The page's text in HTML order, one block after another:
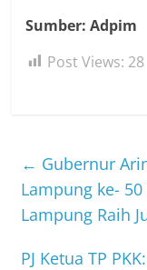
Sumber: Adpim
Post Views: 28
← Gubernur
Lampung ke-
Lampung Raih
PJ Ketua TP